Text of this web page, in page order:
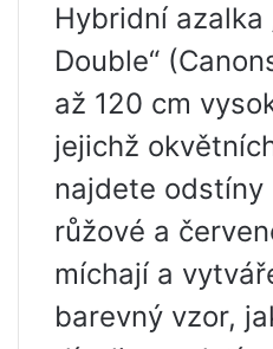
Hybridní azalka
Double“
až 120 cm
jejichž
najdete odstíny
růžové a
míchají a
barevný vzor,